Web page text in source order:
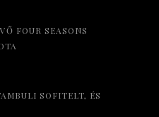
FOUR SEASONS
SOFITELT, ÉS